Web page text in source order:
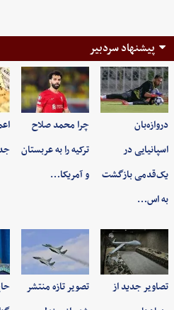
پیشنهاد سردبیر
دروازه‌بان
اسپانیایی در
یک‌قدمی بازگشت
به اس…
چرا محمد صلاح
ترکیه را به عربستان
و آمریکا…
تصاویر جدید از
تصویر تازه منتشر